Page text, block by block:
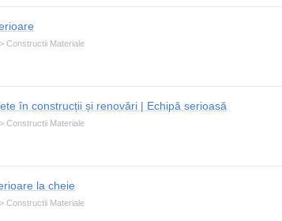
Constructii Materiale
în construcții și renovări | Echipă serioasă
Constructii Materiale
la cheie
Constructii Materiale